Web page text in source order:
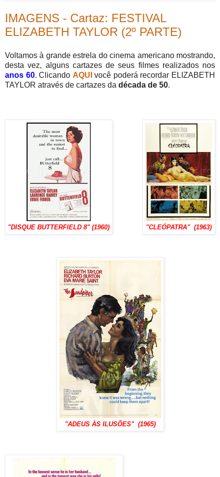
IMAGENS - Cartaz: FESTIVAL
ELIZABETH TAYLOR (2º PARTE)
Voltamos à grande estrela do cinema americano mostrando,
desta vez, alguns cartazes de seus filmes realizados nos
anos 60. Clicando AQUI você poderá recordar ELIZABETH
TAYLOR através de cartazes da década de 50.
"DISQUE BUTTERFIELD 8" (1960) "CLEÓPATRA" (1963)
"ADEUS ÀS ILUSÕES" (1965)